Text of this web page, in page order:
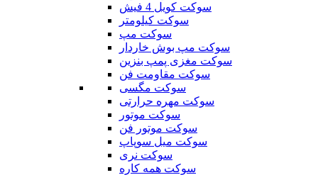
سوکت کویل 4 فیش
سوکت کیلومتر
سوکت مپ
سوکت مپ بوش خاردار
سوکت مغزی پمپ بنزین
سوکت مقاومت فن
سوکت مگسی
سوکت مهره حرارتی
سوکت موتور
سوکت موتور فن
سوکت میل سوپاپ
سوکت نری
سوکت همه کاره